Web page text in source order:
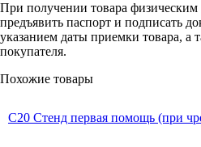
При получении товара
предъявить паспорт и подписать
указанием даты приемки товара,
покупателя.
Похожие товары
С20 Стенд первая помощь (при